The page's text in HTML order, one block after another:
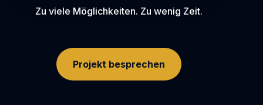
Zu viele Möglichkeiten. Zu wenig Zeit.
Projekt besprechen